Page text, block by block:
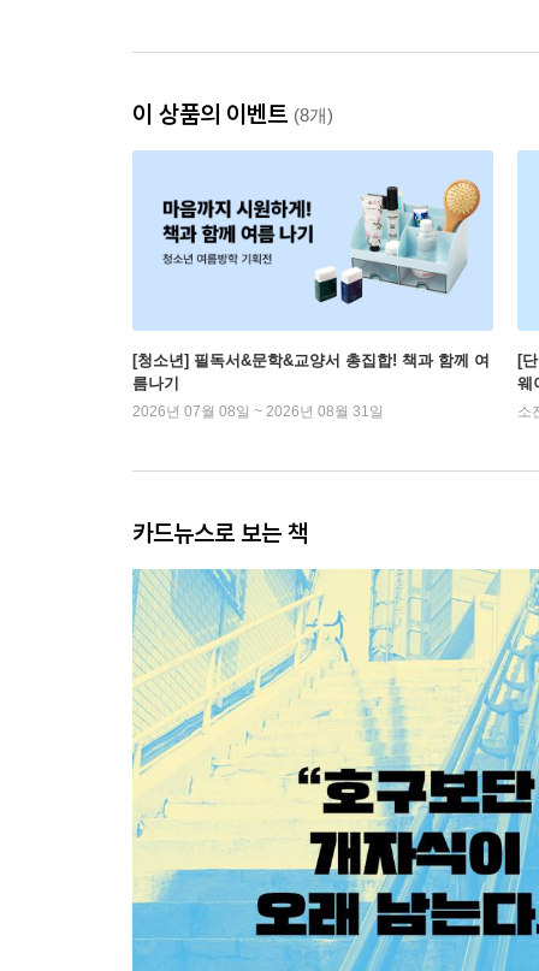
이 상품의 이벤트 (8개)
[청소년] 필독서&문학&교양서 총집합! 책과 함께 여
름나기
2026년 07월 08일 ~ 2026년 08월 31일
[
웨
소
카드뉴스로 보는 책